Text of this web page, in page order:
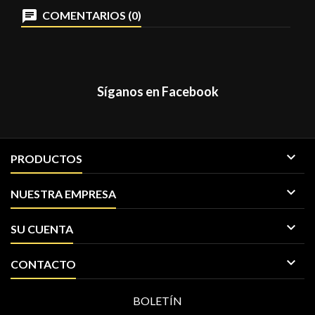
COMENTARIOS (0)
Síganos en Facebook
PRODUCTOS 
NUESTRA EMPRESA 
SU CUENTA 
CONTACTO 
BOLETÍN